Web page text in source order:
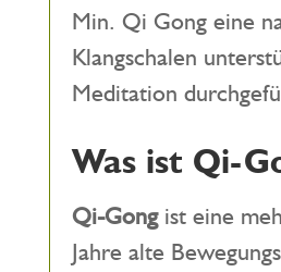
Min. Qi Gong eine
Klangschalen
Meditation
Was ist Qi-
Qi-Gongist eine
Jahre alte